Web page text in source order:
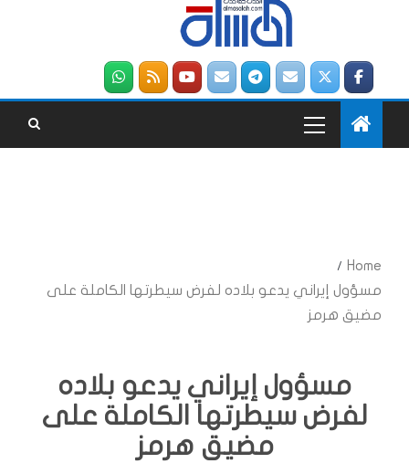
Home
مسؤول إيراني يدعو بلاده لفرض سيطرتها الكاملة على
مضيق هرمز
مسؤول إيراني يدعو بلاده
لفرض سيطرتها الكاملة على
مضيق هرمز